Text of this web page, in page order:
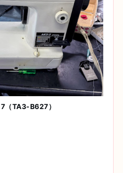
（TA3-B627）